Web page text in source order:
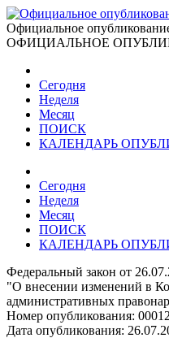
Официальное
ОФИЦИАЛЬНОЕ
Сегодня
Неделя
Месяц
ПОИСК
КАЛЕНДАРЬ
Сегодня
Неделя
Месяц
ПОИСК
КАЛЕНДАРЬ
Федеральный закон от
"О внесении изменений в
административных
Номер опубликования:
Дата опубликования: